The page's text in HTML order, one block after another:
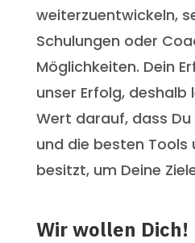
weiterzuentwickeln,
Schulungen oder
Möglichkeiten. Dein
unser Erfolg,
Wert darauf, dass
und die besten Tools
besitzt, um Deine
Wir wollen Dich!